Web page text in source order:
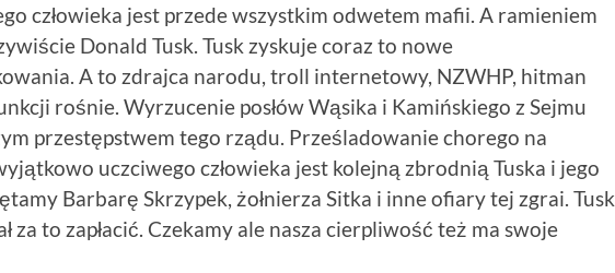
człowieka jest przede wszystkim odwetem mafii. A ramieniem
Donald Tusk. Tusk zyskuje coraz to nowe
A to zdrajca narodu, troll internetowy, NZWHP, hitman
rośnie. Wyrzucenie posłów Wąsika i Kamińskiego z Sejmu
przestępstwem tego rządu. Prześladowanie chorego na
uczciwego człowieka jest kolejną zbrodnią Tuska i jego
Barbarę Skrzypek, żołnierza Sitka i inne ofiary tej zgrai. Tusk
za to zapłacić. Czekamy ale nasza cierpliwość też ma swoje